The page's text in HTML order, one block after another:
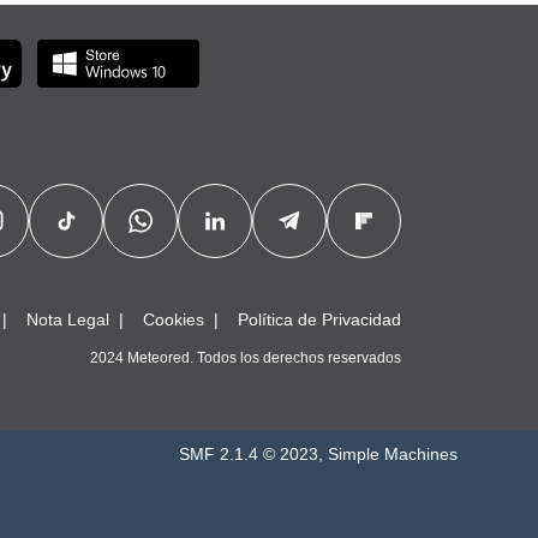
Nota Legal Cookies Política de Privacidad
2024 Meteored. Todos los derechos reservados
SMF 2.1.4 © 2023, Simple Machines